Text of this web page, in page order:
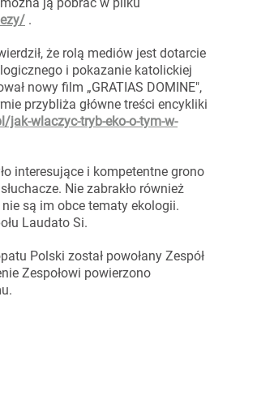
.
że rolą mediów jest dotarcie
i pokazanie katolickiej
nowy film „GRATIAS DOMINE",
przybliża główne treści encykliki
jak-wlaczyc-tryb-eko-o-tym-w-
interesujące i kompetentne grono
Nie zabrakło również
są im obce tematy ekologii.
Laudato Si.
Polski został powołany Zespół
Zespołowi powierzono